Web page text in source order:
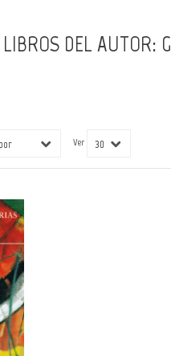
DEL AUTOR:
Ver